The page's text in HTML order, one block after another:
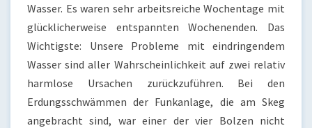
Wasser. Es waren sehr arbeitsreiche Wochentage mit
glücklicherweise entspannten Wochenenden. Das
Wichtigste: Unsere Probleme mit eindringendem
Wasser sind aller Wahrscheinlichkeit auf zwei relativ
harmlose Ursachen zurückzuführen. Bei den
Erdungsschwämmen der Funkanlage, die am Skeg
angebracht sind, war einer der vier Bolzen nicht